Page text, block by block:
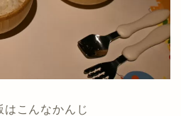
はこんなかんじ